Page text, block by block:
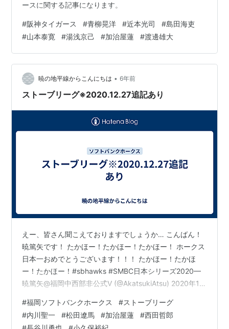
ースに関する記事になります。
#阪神タイガース #青柳晃洋 #近本光司 #島田海吏
#山本泰寛 #湯浅京己 #加治屋蓮 #渡邊雄大
暁の地平線からこんにちは • 6年前
ストーブリーグ※2020.12.27追記あり
えー、皆さん聞こえておりますでしょうか… こんばん！
暁篤矢です！ たかほー！たかほー！たかほー！ ホークス
日本一おめでとうございます！！！ たかほー！たかほ
ー！たかほー！#sbhawks #SMBC日本シリーズ2020—
暁篤矢@福岡中西部非公式V (@AkatsukiAtsu) 2020年11
試合でした！ シーズンが終わればストーブリーグの話
題。 相変わらずホークスにスポットをあてて書いていき
#福岡ソフトバンクホークス #ストーブリーグ
#内川聖一 #松田遼馬 #加治屋蓮 #西田哲郎